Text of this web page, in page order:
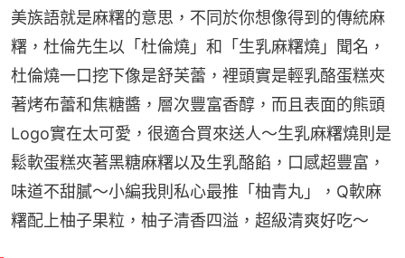
美族語就是麻糬的意思，不同於你想像得到的傳統麻
糬，杜倫先生以「杜倫燒」和「生乳麻糬燒」聞名，
杜倫燒一口挖下像是舒芙蕾，裡頭實是輕乳酪蛋糕夾
著烤布蕾和焦糖醬，層次豐富香醇，而且表面的熊頭
Logo實在太可愛，很適合買來送人～生乳麻糬燒則是
鬆軟蛋糕夾著黑糖麻糬以及生乳酪餡，口感超豐富，
味道不甜膩～小編我則私心最推「柚青丸」，Q軟麻
糬配上柚子果粒，柚子清香四溢，超級清爽好吃～